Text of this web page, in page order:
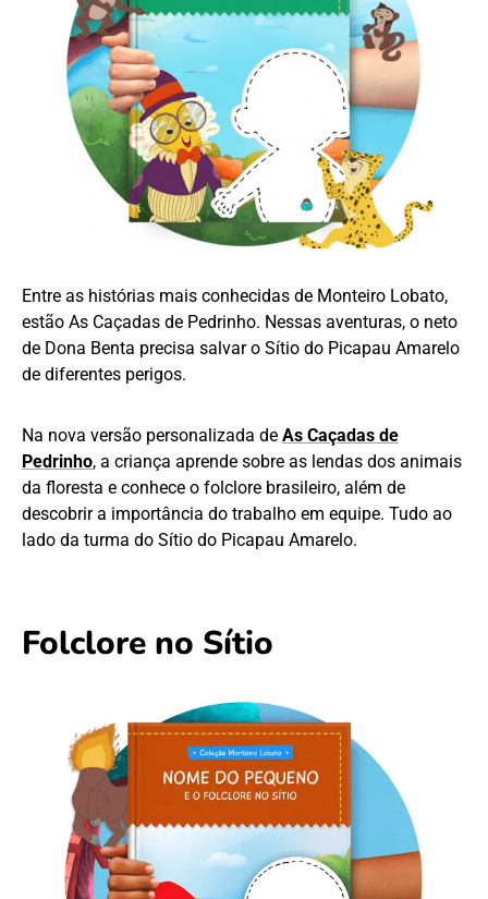
Entre as histórias mais conhecidas de Monteiro Lobato,
estão As Caçadas de Pedrinho. Nessas aventuras, o neto
de Dona Benta precisa salvar o Sítio do Picapau Amarelo
de diferentes perigos.
Na nova versão personalizada de As Caçadas de
Pedrinho, a criança aprende sobre as lendas dos animais
da floresta e conhece o folclore brasileiro, além de
descobrir a importância do trabalho em equipe. Tudo ao
lado da turma do Sítio do Picapau Amarelo.
Folclore no Sítio